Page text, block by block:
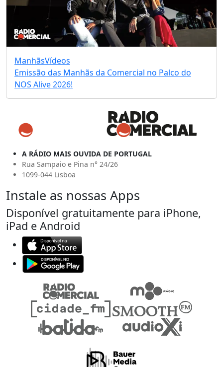
ManhãsVídeos
Emissão das Manhãs da Comercial no Palco do
NOS Alive 2026!
A RÁDIO MAIS OUVIDA DE PORTUGAL
Rua Sampaio e Pina n° 24/26
1099-044 Lisboa
Instale as nossas Apps
Disponível gratuitamente para iPhone,
iPad e Android